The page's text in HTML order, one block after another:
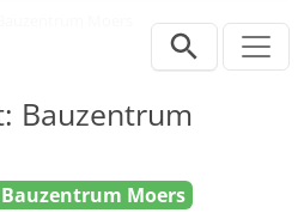
Bauzentrum
Moers